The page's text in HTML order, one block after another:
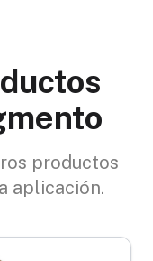
productos
aplicación.